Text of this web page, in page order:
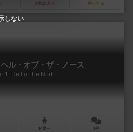
お気に入り 持ってる
ル・オブ・ザ・ノース
1: Hell of the North
14歳～ 1件
しない